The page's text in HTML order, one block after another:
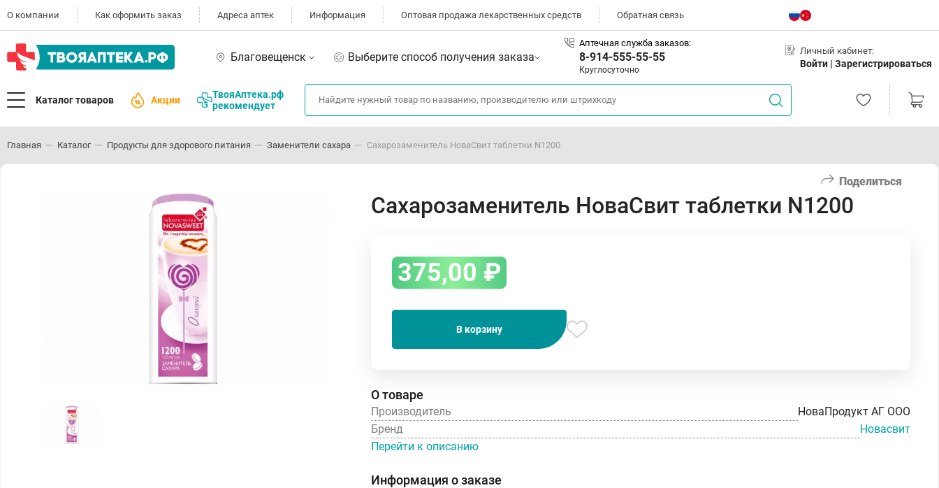
О компании Как оформить заказ Адреса аптек Информация Оптовая продажа лекарственных средств Обратная связь
Благовещенск Выберите способ получения заказа
Аптечная служба заказов:
8-914-555-55-55
Круглосуточно
Личный кабинет:
Войти | Зарегистрироваться
Каталог товаров Акции
ТвояАптека.рф
рекомендует
Главная Каталог Продукты для здорового питания Заменители сахара Сахарозаменитель НоваСвит таблетки N1200
Поделиться
Сахарозаменитель НоваСвит таблетки N1200
375,00 ₽
В корзину
О товаре
Производитель
НоваПродукт АГ ООО
Бренд
Новасвит
Перейти к описанию
Информация о заказе